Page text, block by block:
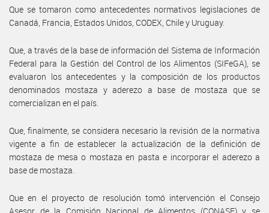
Que se tomaron como antecedentes normativos legislaciones de
Canadá, Francia, Estados Unidos, CODEX, Chile y Uruguay.
Que, a través de la base de información del Sistema de Información
Federal para la Gestión del Control de los Alimentos (SIFeGA), se
evaluaron los antecedentes y la composición de los productos
denominados mostaza y aderezo a base de mostaza que se
comercializan en el país.
Que, finalmente, se considera necesario la revisión de la normativa
vigente a fin de establecer la actualización de la definición de
mostaza de mesa o mostaza en pasta e incorporar el aderezo a
base de mostaza.
Que en el proyecto de resolución tomó intervención el Consejo
Asesor de la Comisión Nacional de Alimentos (CONASE) y se